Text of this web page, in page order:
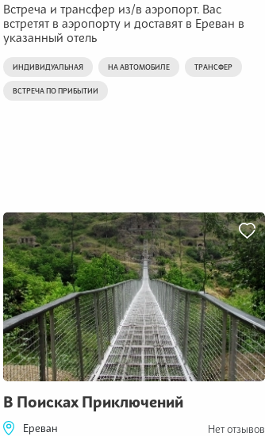
Встреча и трансфер из/в аэропорт. Вас
встретят в аэропорту и доставят в Ереван в
указанный отель
ИНДИВИДУАЛЬНАЯ НА АВТОМОБИЛЕ ТРАНСФЕР
ВСТРЕЧА ПО ПРИБЫТИИ
В Поисках Приключений
Ереван Нет отзывов